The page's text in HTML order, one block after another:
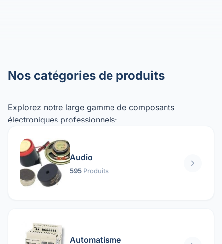
Nos catégories de produits
Explorez notre large gamme de composants
électroniques professionnels:
Audio
595 Produits
Automatisme